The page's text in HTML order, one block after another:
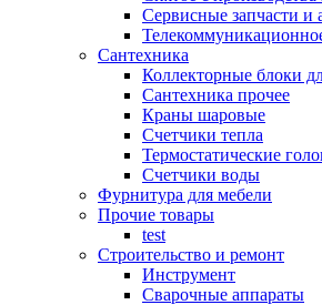
Сервисные запчасти и
Сантехника
Коллекторные блоки
Сантехника прочее
Краны шаровые
Счетчики тепла
Термоcтатические
Счетчики воды
Фурнитура для мебели
Прочие товары
test
Строительство и ремонт
Инструмент
Сварочные аппараты